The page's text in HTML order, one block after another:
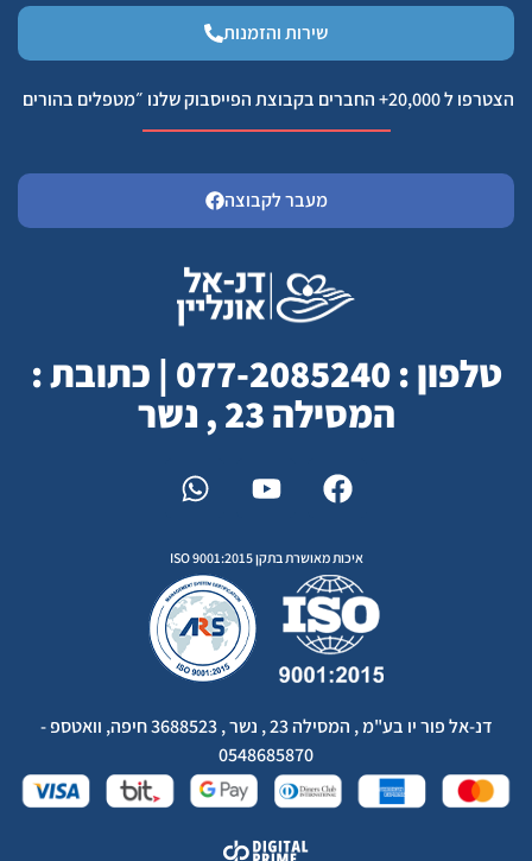
שירות והזמנות
הצטרפו ל 20,000+ החברים בקבוצת הפייסבוק שלנו ״מטפלים בהורים
מעבר לקבוצה
טלפון : 077-2085240 | כתובת :
המסילה 23 , נשר
איכות מאושרת בתקן ISO 9001:2015
דנ-אל פור יו בע"מ , המסילה 23 , נשר , 3688523 חיפה, וואטספ -
0548685870